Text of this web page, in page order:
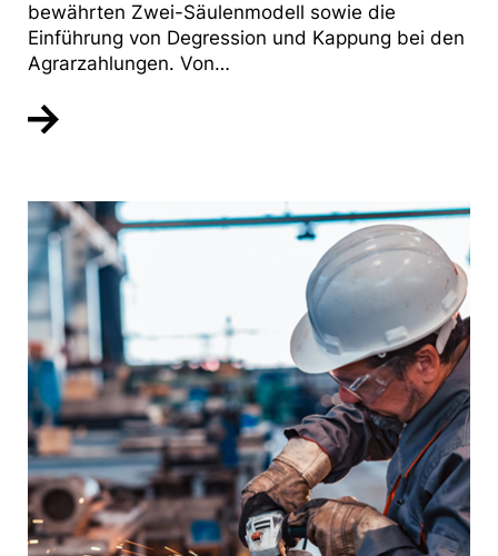
bewährten Zwei-Säulenmodell sowie die
Einführung von Degression und Kappung bei den
Agrarzahlungen. Von…